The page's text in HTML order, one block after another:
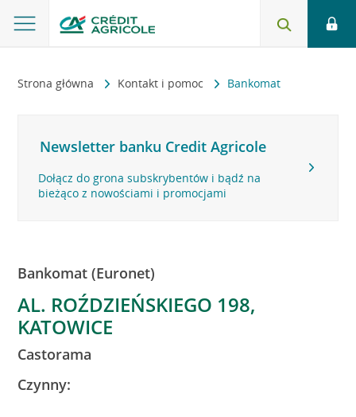
Strona główna Kontakt i pomoc Bankomat
Newsletter banku Credit Agricole
Dołącz do grona subskrybentów i bądź na
bieżąco z nowościami i promocjami
Bankomat (Euronet)
AL. ROŹDZIEŃSKIEGO 198,
KATOWICE
Castorama
Czynny: